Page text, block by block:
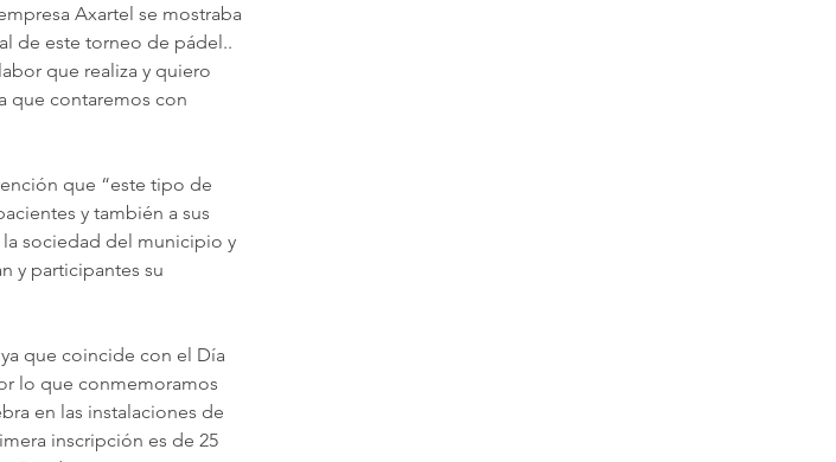
Axartel se mostraba
de este torneo de pádel..
que realiza y quiero
que contaremos con
que “este tipo de
y también a sus
sociedad del municipio y
y participantes su
que coincide con el Día
lo que conmemoramos
en las instalaciones de
inscripción es de 25